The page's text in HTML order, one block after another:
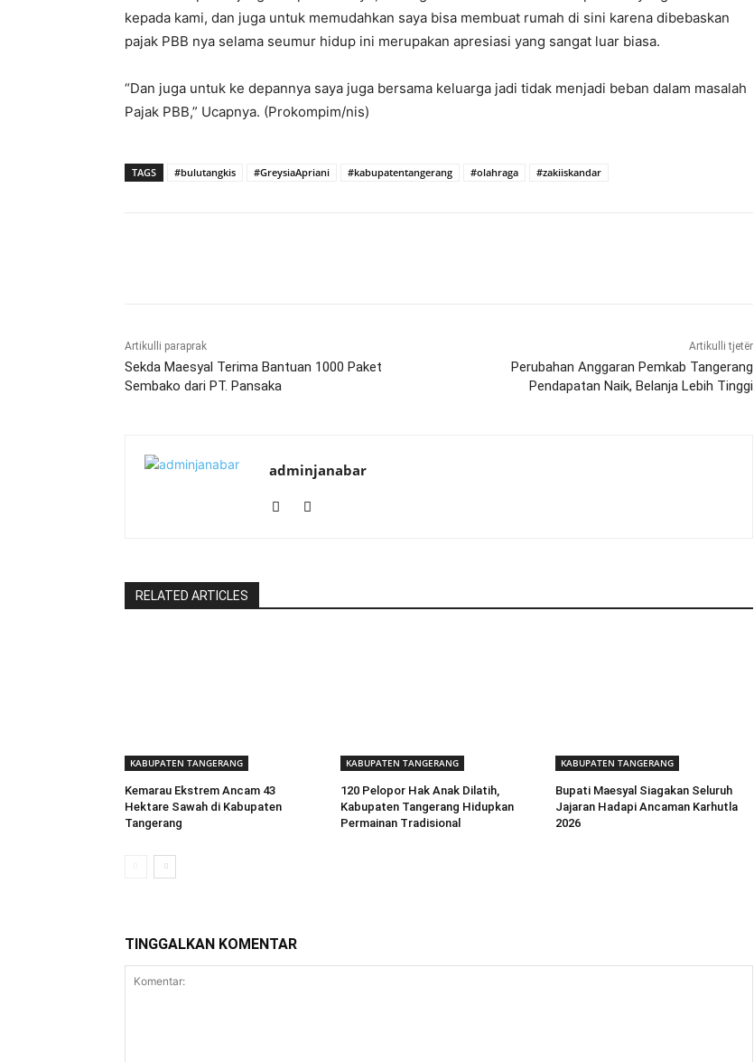
kepada kami, dan juga untuk memudahkan saya bisa membuat rumah di sini karena dibebaskan
pajak PBB nya selama seumur hidup ini merupakan apresiasi yang sangat luar biasa.
“Dan juga untuk ke depannya saya juga bersama keluarga jadi tidak menjadi beban dalam masalah
Pajak PBB,” Ucapnya. (Prokompim/nis)
TAGS #bulutangkis #GreysiaApriani #kabupatentangerang #olahraga #zakiiskandar
Artikulli paraprak
Sekda Maesyal Terima Bantuan 1000 Paket
Sembako dari PT. Pansaka
Artikulli tjetër
Perubahan Anggaran Pemkab Tangerang
Pendapatan Naik, Belanja Lebih Tinggi
adminjanabar
RELATED ARTICLES
KABUPATEN TANGERANG
Kemarau Ekstrem Ancam 43
Hektare Sawah di Kabupaten
Tangerang
KABUPATEN TANGERANG
120 Pelopor Hak Anak Dilatih,
Kabupaten Tangerang Hidupkan
Permainan Tradisional
KABUPATEN TANGERANG
Bupati Maesyal Siagakan Seluruh
Jajaran Hadapi Ancaman Karhutla
2026
TINGGALKAN KOMENTAR